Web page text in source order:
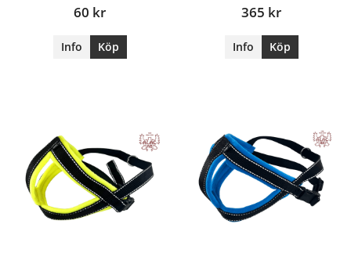
60 kr
Info Köp
365 kr
Info Köp